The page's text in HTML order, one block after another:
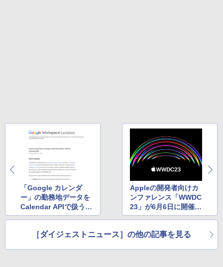
11インチカラーディスプレイ、64GBスト
整、色調調節ライト、プレミアムペン付
き、グラファイト
「Google カレンダ
ー」の勤務地データを
Calendar APIで扱う機
能がベータテスト中
Appleの開発者向けカ
ンファレンス「WWDC
23」が6月6日に開催決
定 ほか
［ダイジェストニュース］の他の記事を見る